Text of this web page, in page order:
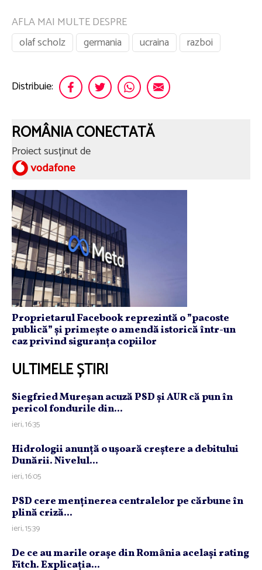
AFLA MAI MULTE DESPRE
olaf scholz
germania ucraina razboi
Distribuie:
ROMÂNIA CONECTATĂ
Proiect susținut de
Proprietarul Facebook reprezintă o ”pacoste
publică” și primește o amendă istorică într-un
caz privind siguranța copiilor
ULTIMELE ȘTIRI
Siegfried Mureşan acuză PSD şi AUR că pun în
pericol fondurile din...
ieri, 16:35
Hidrologii anunţă o uşoară creştere a debitului
Dunării. Nivelul...
ieri, 16:05
PSD cere menţinerea centralelor pe cărbune în
plină criză...
ieri, 15:39
De ce au marile oraşe din România acelaşi rating
Fitch. Explicaţia...